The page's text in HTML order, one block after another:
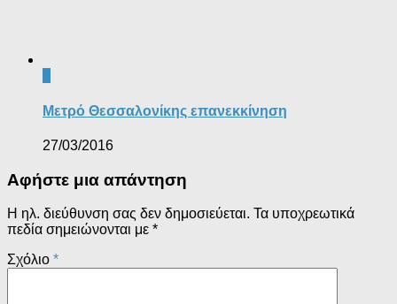
Μετρό Θεσσαλονίκης επανεκκίνηση
27/03/2016
Αφήστε μια απάντηση
Η ηλ. διεύθυνση σας δεν δημοσιεύεται. Τα υποχρεωτικά
πεδία σημειώνονται με *
Σχόλιο *